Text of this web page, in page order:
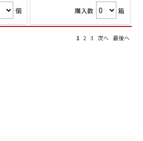
個 購入数 箱
1 2 3 次へ 最後へ